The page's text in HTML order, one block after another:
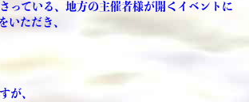
っている、地方の主催者様が開くイベントに
いただき、
が、